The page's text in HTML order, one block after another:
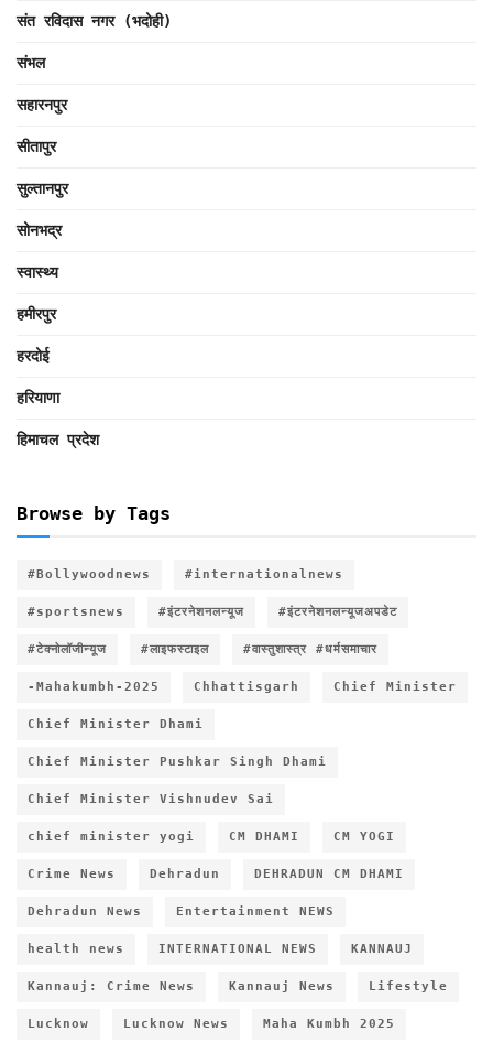
संत रविदास नगर (भदोही)
संभल
सहारनपुर
सीतापुर
सुल्तानपुर
सोनभद्र
स्वास्थ्य
हमीरपुर
हरदोई
हरियाणा
हिमाचल प्रदेश
Browse by Tags
#Bollywoodnews #internationalnews
#sportsnews #इंटरनेशनलन्यूज #इंटरनेशनलन्यूजअपडेट
#टेक्नोलॉजीन्यूज #लाइफस्टाइल #वास्तुशास्त्र #धर्मसमाचार
-Mahakumbh-2025 Chhattisgarh Chief Minister
Chief Minister Dhami
Chief Minister Pushkar Singh Dhami
Chief Minister Vishnudev Sai
chief minister yogi CM DHAMI CM YOGI
Crime News Dehradun DEHRADUN CM DHAMI
Dehradun News Entertainment NEWS
health news INTERNATIONAL NEWS KANNAUJ
Kannauj: Crime News Kannauj News Lifestyle
Lucknow Lucknow News Maha Kumbh 2025